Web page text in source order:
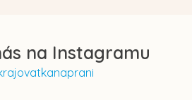
na Instagramu